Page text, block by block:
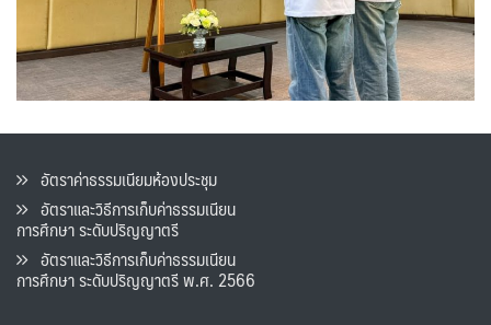
อัตราค่าธรรมเนียมห้องประชุม
อัตราและวิธีการเก็บค่าธรรมเนียน
การศึกษา ระดับปริญญาตรี
อัตราและวิธีการเก็บค่าธรรมเนียน
การศึกษา ระดับปริญญาตรี พ.ศ. 2566